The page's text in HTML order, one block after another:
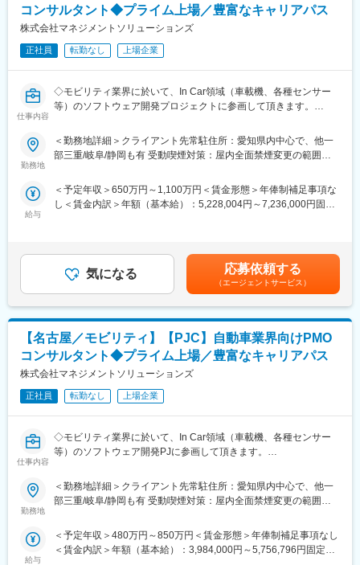
変更の範囲：会社の定める業務
・リモート勤務も柔軟に取り入れ可能です。お住まいとの兼ね合
いから、いずれかの店舗で勤務するなど、相談に応じて決定いた
します。
・社長の顧客訪問に同行するなど月数回の出張が発生する場合が
■業務の特徴
・社長は各拠点を回り、関連業者との折衝、新規事業の創出に向
す。そこで財務面からの助言や資料作成・提示など、新規事業を
展開するために必要なサポートをお任せいたします。
については、積極的に参加いただき、企業の成長を一緒に支えて
頂く業務となります。
・社員全員が女性であり、美容・飲食など、スタッフそれぞれの
志ある事業でご活躍中です。
・事業拡大を目指している企業ではなく、根源にあるのは、女性
が長く働ける環境を事業として提供したいという考えです。起業
のきっかけとなった、美容室の経営においては、社員の成長に伴
い店舗を開いたり、新たな美容のサービスを加えたコンセプトの
店舗を立ち上げるなど、社員の意向を取り入れた結果、事業とし
て広がりを見せました。
・飲食事業、鍼灸院など他の事業も全て、ご縁をいただいた方の
生きと働ける環境づくりを目指した結果、事業として広がりを見
コンサルタント◆プライム上場／豊富なキャリアパス
株式会社マネジメントソリューションズ
正社員 転勤なし 上場企業
仕事内容
◇モビリティ業界に於いて、In Car領域（車載機、各種センサー
等）のソフトウェア開発プロジェクトに参画して頂きます。
知識を持ち合わせたプロジェクトアナリスト（PMA）としてPMや
リーダー層の業務を支援し、チーム／グループ／組織間の問題を
■業務詳細
・RFP／WBSはじめ、提案資料等ドキュメント作成
・クライアントフェーシング及び、意思決定支援
・PJ内外での課題やプロセスの可視化／分析／改善提案／実行／
定着化及び、PJ推進に関するルール／ポリシー／ガイドライン策
定
・PJメンバーへの指揮／統率及び、育成／フォロー
※その他、プロジェクトの進行や行程をよりスムーズに行うための
サポートを幅広く行います。
■案件事例
・大手部品メーカー：ECU搭載の電子PFソフトウェア開発PMO
・大手部品メーカー：大規模システム開発PJマネジメントの仕組
・モビリティソフト会社：自動運転システム開発PMO及び、同シ
ステム品質監査査定／運用支援
部門全体のマネジメント改善
※上記はあくまで一例です。
勤務地
＜勤務地詳細＞クライアント先常駐住所：愛知県内中心で、他一
部三重/岐阜/静岡も有 受動喫煙対策：屋内全面禁煙変更の範囲：
社の事業所以外が勤務地となる場合あり
給与
＜予定年収＞650万円～1,100万円＜賃金形態＞年俸制補足事項な
し＜賃金内訳＞年額（基本給）：5,228,004円～7,236,000円固定
残業手当＞有＜給与補足＞※当社給与規定により、経験・スキル等
を考慮した上で決定いたします。■昇給・昇格：基本的に年1回
（ご入社月により変動）・子ども手当※・通勤交通費支給（上限5
万円）※・テレワーク手当※※については、当社規程に準じ支給賃
金はあくまでも目安の金額であり、選考を通じて上下する可能性
があります。月給(月額)は固定手当を含めた表記です。
気になる 応募依頼する
（エージェントサービス）
【名古屋／モビリティ】【PJC】自動車業界向けPMO
コンサルタント◆プライム上場／豊富なキャリアパス
株式会社マネジメントソリューションズ
正社員 転勤なし 上場企業
仕事内容
◇モビリティ業界に於いて、In Car領域（車載機、各種センサー
等）のソフトウェア開発PJに参画して頂きます。
合わせたプロジェクトコントローラー（PJC）として、PJ状況を
正確に把握／可視化と問題を早期発見し、リーダーが意思決定す
■業務詳細
※下記内容はプロジェクト（以下PJと略称）次第で、対応するか
勤務地
＜勤務地詳細＞クライアント先常駐住所：愛知県内中心で、他一
部三重/岐阜/静岡も有 受動喫煙対策：屋内全面禁煙変更の範囲：
社の事業所以外が勤務地となる場合あり
給与
＜予定年収＞480万円～850万円＜賃金形態＞年俸制補足事項なし
＜賃金内訳＞年額（基本給）：3,984,000円～5,756,796円固定残